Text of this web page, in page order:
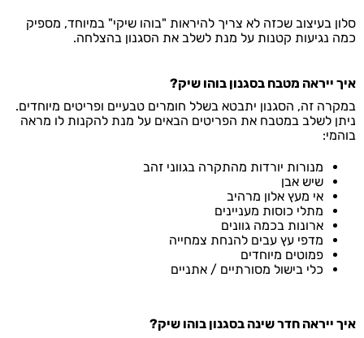
סלון בעיצוב שכזה לא צריך להיראות "בוהו שיקי" במיוחד, מספיק
כמה נגיעות קטנות על מנת לשלב את הסגנון בהצלחה.
איך ייראה מטבח בסגנון בוהו שיק?
במקרה זה, הסגנון יתבטא בשלל חומרים טבעיים ופריטים מיוחדים.
ניתן לשלב במטבח את הפריטים הבאים על מנת להקנות לו מראה
בוהמי:
מנורות יורדות מהתקרה בגווני זהב
שיש אבן
אי מעץ אלון מרהיב
מתלי כוסות מעניינים
ארונות בכמה גוונים
מדפי עץ עבים להנחת צמחייה
פמוטים מיוחדים
כלי בישול מסורתיים / אתניים
איך ייראה חדר שינה בסגנון בוהו שיק?